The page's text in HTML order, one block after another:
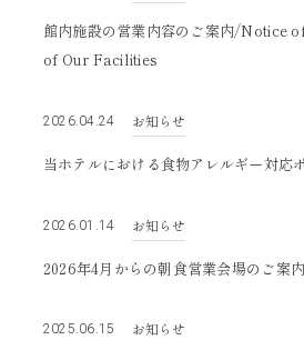
館内施設の営業内容のご案内/Notice
of Our Facilities
2026.04.24 お知らせ
当ホテルにおける食物アレルギー対応
2026.01.14 お知らせ
2026年4月からの朝食営業会場のご案内
2025.06.15 お知らせ